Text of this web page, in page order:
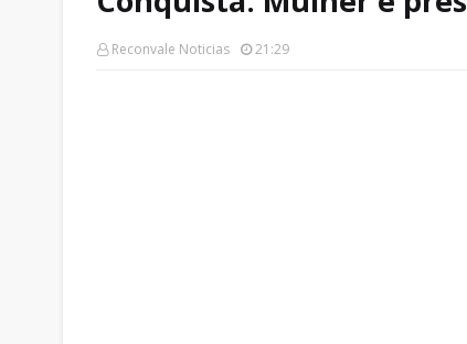
Reconvale Noticias 21:29